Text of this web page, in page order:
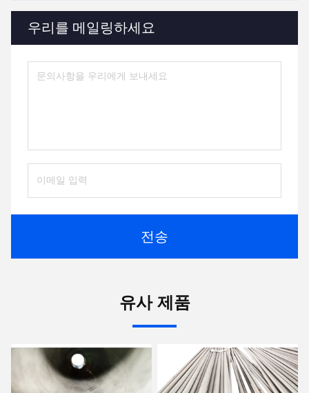
우리를 메일링하세요
전송
유사 제품